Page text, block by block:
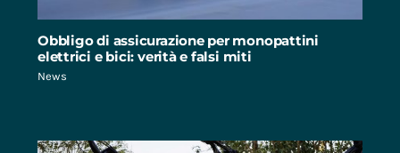
Obbligo di assicurazione per monopattini
elettrici e bici: verità e falsi miti
News